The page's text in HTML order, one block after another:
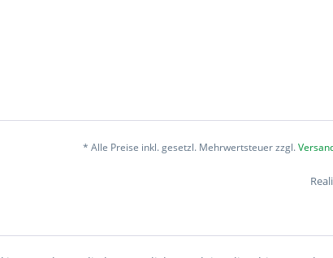
* Alle Preise inkl. gesetzl. Mehrwertsteuer zzgl.